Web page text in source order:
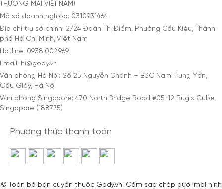
THƯƠNG MẠI VIỆT NAM)
Mã số doanh nghiệp: 0310931464
Địa chỉ trụ sở chính: 2/24 Đoàn Thị Điểm, Phường Cầu Kiệu, Thành
phố Hồ Chí Minh, Việt Nam
Hotline: 0938.002.969
Email: hi@gody.vn
Văn phòng Hà Nội: Số 25 Nguyễn Chánh – B3C Nam Trung Yên,
Cầu Giấy, Hà Nội
Văn phòng Singapore: 470 North Bridge Road #05-12 Bugis Cube,
Singapore (188735)
Phương thức thanh toán
© Toàn bộ bản quyền thuộc Gody.vn. Cấm sao chép dưới mọi hình